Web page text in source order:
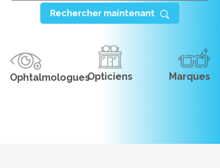
Rechercher maintenant
OphtalmologuesOpticiens Marques